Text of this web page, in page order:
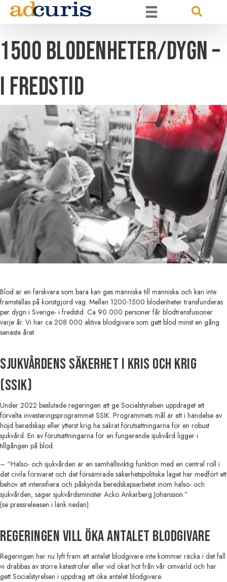
1500 blodenheter/dygn –
i fredstid
Blod är en färskvara som bara kan ges människa till människa och kan inte
framställas på konstgjord väg. Mellan 1200-1500 blodenheter transfunderas
per dygn i Sverige- i fredstid. Ca 90 000 personer får blodtransfusioner
varje år. Vi har ca 208 000 aktiva blodgivare som gett blod minst en gång
senaste året.
Sjukvårdens säkerhet i kris och krig
(SSIK)
Under 2022 beslutade regeringen att ge Socialstyrelsen uppdraget att
förvalta investeringsprogrammet SSIK. Programmets mål är att i händelse av
höjd beredskap eller ytterst krig ha säkrat förutsättningarna för en robust
sjukvård. En av förutsättningarna för en fungerande sjukvård ligger i
tillgången på blod.
– “Hälso- och sjukvården är en samhällsviktig funktion med en central roll i
det civila försvaret och det försämrade säkerhetspolitiska läget har medfört ett
behov att intensifiera och påskynda beredskapsarbetet inom hälso- och
sjukvården, säger sjukvårdsminister Acko Ankarberg Johansson.”
(se pressreleasen i länk nedan).
Regeringen vill öka antalet blodgivare
Regeringen har nu lyft fram att antalet blodgivare inte kommer räcka i det fall
vi drabbas av större katastrofer eller vid ökat hot från vår omvärld och har
gett Socialstyrelsen i uppdrag att öka antalet blodgivare.